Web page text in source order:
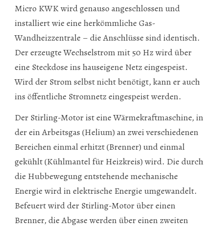
Micro KWK wird genauso angeschlossen und
installiert wie eine herkömmliche Gas-
Wandheizzentrale – die Anschlüsse sind identisch.
Der erzeugte Wechselstrom mit 50 Hz wird über
eine Steckdose ins hauseigene Netz eingespeist.
Wird der Strom selbst nicht benötigt, kann er auch
ins öffentliche Stromnetz eingespeist werden.
Der Stirling-Motor ist eine Wärmekraftmaschine, in
der ein Arbeitsgas (Helium) an zwei verschiedenen
Bereichen einmal erhitzt (Brenner) und einmal
gekühlt (Kühlmantel für Heizkreis) wird. Die durch
die Hubbewegung entstehende mechanische
Energie wird in elektrische Energie umgewandelt.
Befeuert wird der Stirling-Motor über einen
Brenner, die Abgase werden über einen zweiten